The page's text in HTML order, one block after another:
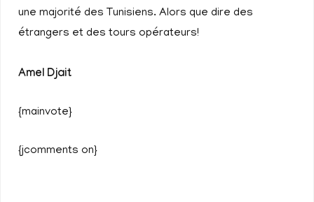
une majorité des Tunisiens. Alors que dire des
étrangers et des tours opérateurs!
Amel Djait
{mainvote}
{jcomments on}